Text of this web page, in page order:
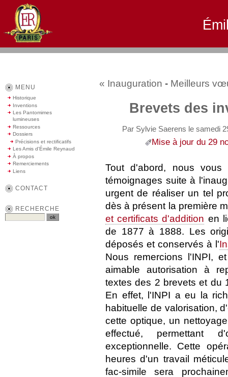
« Inauguration - Meilleurs
Brevets des
Par Sylvie Saerens le samedi
Mise à jour du 29
Tout d'abord, nous vous
témoignages suite à
urgent de réaliser un tel
dès à présent la première
et certificats d'addition en
de 1877 à 1888. Les
déposés et conservés à l'
Nous remercions l'INPI,
aimable autorisation à
textes des 2 brevets et du
En effet, l'INPI a eu la
habituelle de valorisation,
cette optique, un
effectué, permettant
exceptionnelle. Cette
heures d'un travail
fac-simile sera
MENU
Historique
Inventions
Les Pantomimes
lumineuses
Ressources
Dossiers
Précisions et rectificatifs
Les Amis d'Émile Reynaud
À propos
Remerciements
Liens
CONTACT
RECHERCHE